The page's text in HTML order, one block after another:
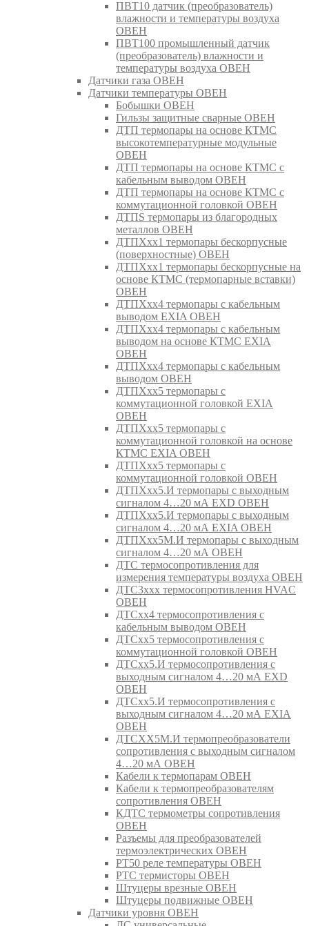
ПВТ10 датчик (преобразователь)
влажности и температуры воздуха
ОВЕН
ПВТ100 промышленный датчик
(преобразователь) влажности и
температуры воздуха ОВЕН
Датчики газа ОВЕН
Датчики температуры ОВЕН
Бобышки ОВЕН
Гильзы защитные сварные ОВЕН
ДТП термопары на основе КТМС
высокотемпературные модульные
ОВЕН
ДТП термопары на основе КТМС с
кабельным выводом ОВЕН
ДТП термопары на основе КТМС с
коммутационной головкой ОВЕН
ДТПS термопары из благородных
металлов ОВЕН
ДТПХхх1 термопары бескорпусные
(поверхностные) ОВЕН
ДТПХхх1 термопары бескорпусные на
основе КТМС (термопарные вставки)
ОВЕН
ДТПХхх4 термопары с кабельным
выводом EXIA ОВЕН
ДТПХхх4 термопары с кабельным
выводом на основе КТМС EXIA
ОВЕН
ДТПХхх4 термопары с кабельным
выводом ОВЕН
ДТПХхх5 термопары с
коммутационной головкой EXIA
ОВЕН
ДТПХхх5 термопары с
коммутационной головкой на основе
КТМС EXIA ОВЕН
ДТПХхх5 термопары с
коммутационной головкой ОВЕН
ДТПХхх5.И термопары с выходным
сигналом 4…20 мА EXD ОВЕН
ДТПХхх5.И термопары с выходным
сигналом 4…20 мА EXIA ОВЕН
ДТПХхх5М.И термопары с выходным
сигналом 4…20 мА ОВЕН
ДТС термосопротивления для
измерения температуры воздуха ОВЕН
ДТС3ххх термосопротивления HVAC
ОВЕН
ДТСхх4 термосопротивления с
кабельным выводом ОВЕН
ДТСхх5 термосопротивления с
коммутационной головкой ОВЕН
ДТСхх5.И термосопротивления с
выходным сигналом 4…20 мА EXD
ОВЕН
ДТСхх5.И термосопротивления с
выходным сигналом 4…20 мА EXIA
ОВЕН
ДТСХХ5М.И термопреобразователи
сопротивления с выходным сигналом
4…20 мА ОВЕН
Кабели к термопарам ОВЕН
Кабели к термопреобразователям
сопротивления ОВЕН
КДТС термометры сопротивления
ОВЕН
Разъемы для преобразователей
термоэлектрических ОВЕН
РТ50 реле температуры ОВЕН
РТС термисторы ОВЕН
Штуцеры врезные ОВЕН
Штуцеры подвижные ОВЕН
Датчики уровня ОВЕН